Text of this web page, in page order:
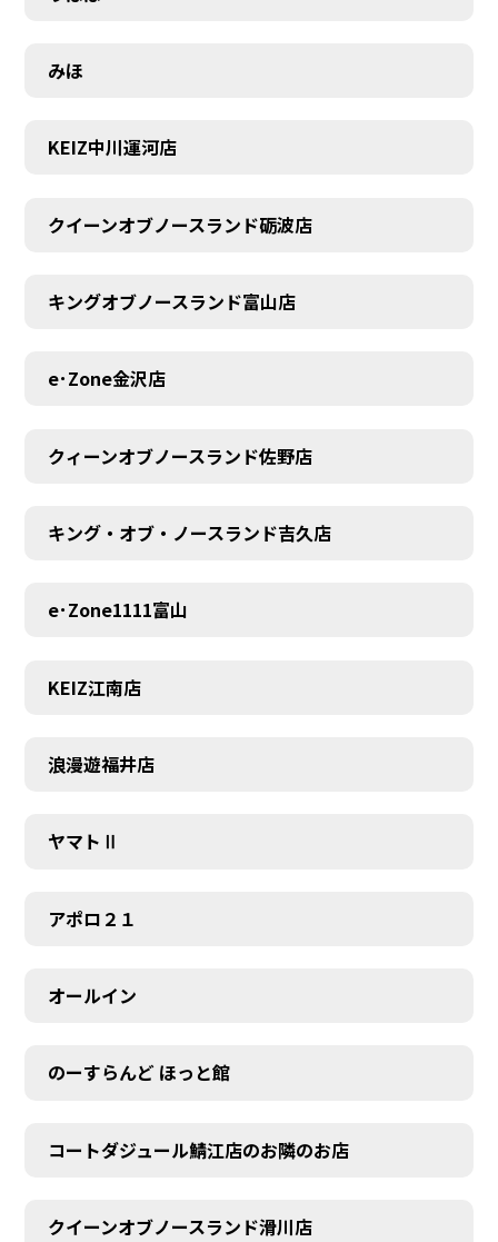
MEMBER
みほ
KEIZ中川運河店
クイーンオブノースランド砺波店
キングオブノースランド富山店
e･Zone金沢店
クィーンオブノースランド佐野店
キング・オブ・ノースランド吉久店
e･Zone1111富山
KEIZ江南店
浪漫遊福井店
ヤマトⅡ
アポロ２１
オールイン
のーすらんど ほっと館
コートダジュール鯖江店のお隣のお店
クイーンオブノースランド滑川店